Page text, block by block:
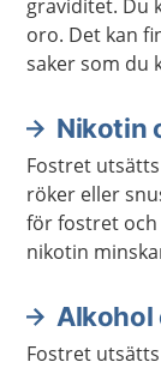
graviditet. Du
oro. Det kan
saker som du
en Nikotin
Fostret
röker eller
för fostret
nikotin
nikotinplåster,
Alkohol
Fostret